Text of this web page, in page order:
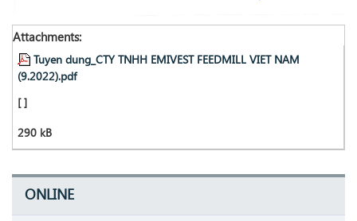
Attachments:
Tuyen dung_CTY TNHH EMIVEST FEEDMILL VIET NAM
(9.2022).pdf
[ ]
290 kB
ONLINE